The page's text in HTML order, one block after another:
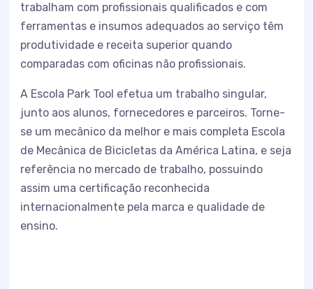
trabalham com profissionais qualificados e com
ferramentas e insumos adequados ao serviço têm
produtividade e receita superior quando
comparadas com oficinas não profissionais.
A Escola Park Tool efetua um trabalho singular,
junto aos alunos, fornecedores e parceiros. Torne-
se um mecânico da melhor e mais completa Escola
de Mecânica de Bicicletas da América Latina, e seja
referência no mercado de trabalho, possuindo
assim uma certificação reconhecida
internacionalmente pela marca e qualidade de
ensino.